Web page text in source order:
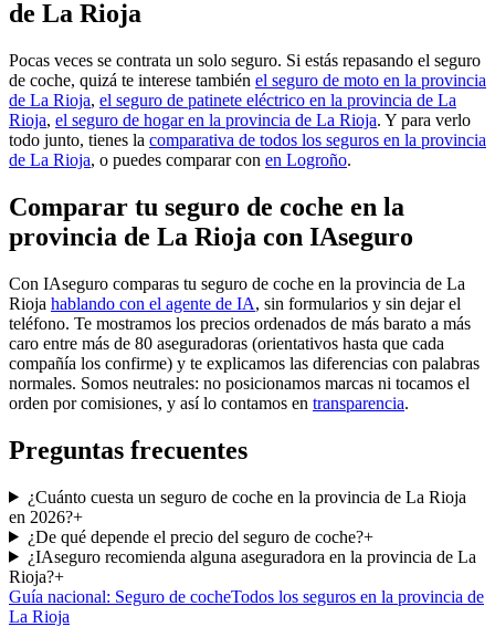
de La Rioja
Pocas veces se contrata un solo seguro. Si estás repasando el seguro
de coche, quizá te interese también el seguro de moto en la provincia
de La Rioja, el seguro de patinete eléctrico en la provincia de La
Rioja, el seguro de hogar en la provincia de La Rioja. Y para verlo
todo junto, tienes la comparativa de todos los seguros en la provincia
de La Rioja, o puedes comparar con en Logroño.
Comparar tu seguro de coche en la
provincia de La Rioja con IAseguro
Con IAseguro comparas tu seguro de coche en la provincia de La
Rioja hablando con el agente de IA, sin formularios y sin dejar el
teléfono. Te mostramos los precios ordenados de más barato a más
caro entre más de 80 aseguradoras (orientativos hasta que cada
compañía los confirme) y te explicamos las diferencias con palabras
normales. Somos neutrales: no posicionamos marcas ni tocamos el
orden por comisiones, y así lo contamos en transparencia.
Preguntas frecuentes
¿Cuánto cuesta un seguro de coche en la provincia de La Rioja
en 2026?+
¿De qué depende el precio del seguro de coche?+
¿IAseguro recomienda alguna aseguradora en la provincia de La
Rioja?+
Guía nacional: Seguro de cocheTodos los seguros en la provincia de
La Rioja